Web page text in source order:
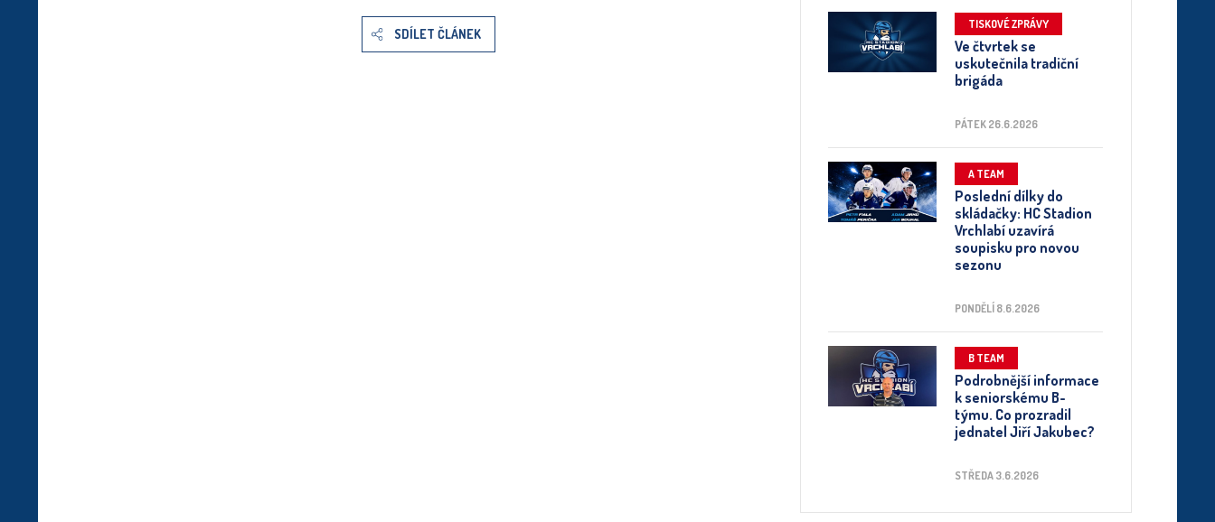
SDÍLET ČLÁNEK
TISKOVÉ ZPRÁVY
Ve čtvrtek se
uskutečnila tradiční
brigáda
PÁTEK 26.6.2026
A TEAM
Poslední dílky do
skládačky: HC Stadion
Vrchlabí uzavírá
soupisku pro novou
sezonu
PONDĚLÍ 8.6.2026
B TEAM
Podrobnější informace
k seniorskému B-
týmu. Co prozradil
jednatel Jiří Jakubec?
STŘEDA 3.6.2026